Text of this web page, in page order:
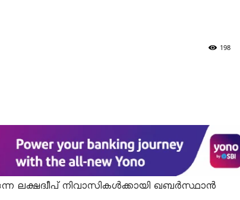
198
ലക്ഷദ്വീപ് നിവാസികൾക്കായി ഖബർസ്ഥാൻ